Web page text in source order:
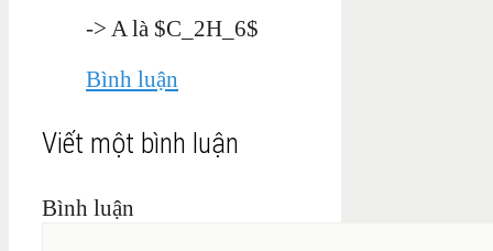
-> A là $C_2H_6$
Bình luận
Viết một bình luận
Bình luận